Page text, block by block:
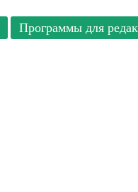
Программы для